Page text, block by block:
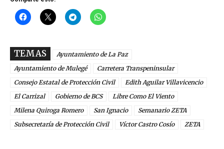
TEMAS
Ayuntamiento de La Paz
Ayuntamiento de Mulegé
Carretera Transpeninsular
Consejo Estatal de Protección Civil
Edith Aguilar Villavicencio
El Carrizal
Gobierno de BCS
Libre Como El Viento
Milena Quiroga Romero
San Ignacio
Semanario ZETA
Subsecretaría de Protección Civil
Víctor Castro Cosío ZETA